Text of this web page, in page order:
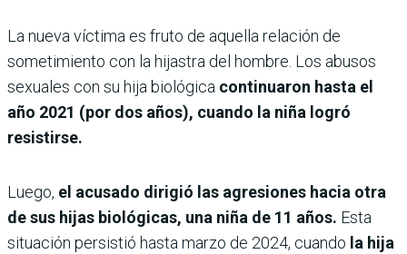
La nueva víctima es fruto de aquella relación de
sometimiento con la hijastra del hombre. Los abusos
sexuales con su hija biológica continuaron hasta el
año 2021 (por dos años), cuando la niña logró
resistirse.
Luego, el acusado dirigió las agresiones hacia otra
de sus hijas biológicas, una niña de 11 años. Esta
situación persistió hasta marzo de 2024, cuando la hija